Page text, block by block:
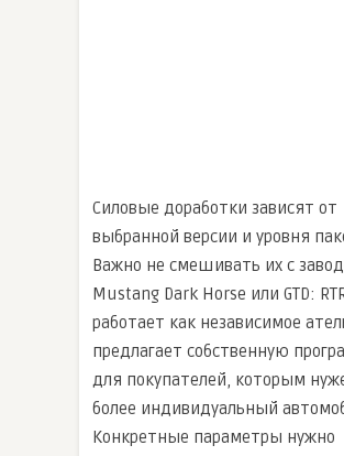
Силовые доработки зависят от
выбранной версии и уровня
Важно не смешивать их с
Mustang Dark Horse или GTD:
работает как независимое
предлагает собственную
для покупателей, которым
более индивидуальный
Конкретные параметры нужно